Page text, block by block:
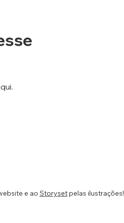
e ao Storysetpelas ilustrações!